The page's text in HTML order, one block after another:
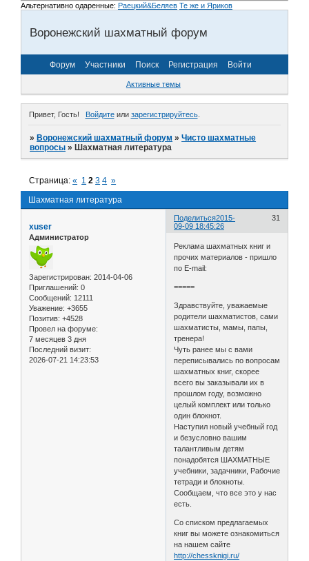
Альтернативно одаренные: Раецкий&Беляев Те же и Яриков
Воронежский шахматный форум
Форум Участники Поиск Регистрация Войти
Активные темы
Привет, Гость! Войдитеили зарегистрируйтесь.
»Воронежский шахматный форум »Чисто шахматные
вопросы »Шахматная литература
Шахматная литература
Страница:« 1 2 3 4 »
Поделиться 31
2015-
09-09 18:45:26
xuser
Администратор
Зарегистрирован: 2014-04-06
Приглашений: 0
Сообщений: 12111
Уважение: +3655
Позитив: +4528
Провел на форуме:
7 месяцев 3 дня
Последний визит:
2026-07-21 14:23:53
Реклама шахматных книг и
прочих материалов - пришло
по E-mail:
=====
Здравствуйте, уважаемые
родители шахматистов, сами
шахматисты, мамы, папы,
тренера!
Чуть ранее мы с вами
переписывались по вопросам
шахматных книг, скорее
всего вы заказывали их в
прошлом году, возможно
целый комплект или только
один блокнот.
Наступил новый учебный год
и безусловно вашим
талантливым детям
понадобятся ШАХМАТНЫЕ
учебники, задачники, Рабочие
тетради и блокноты.
Сообщаем, что все это у нас
есть.
Со списком предлагаемых
книг вы можете ознакомиться
на нашем сайте
http://chessknigi.ru/